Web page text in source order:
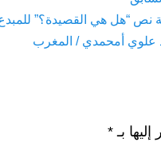
نص “هل هي القصيدة؟”
علوي أمحمدي / المغرب
بـ *